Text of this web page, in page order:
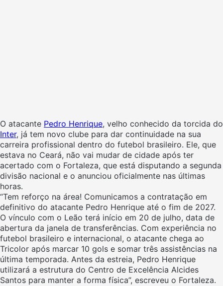
O atacante Pedro Henrique, velho conhecido da torcida do
Inter, já tem novo clube para dar continuidade na sua
carreira profissional dentro do futebol brasileiro. Ele, que
estava no Ceará, não vai mudar de cidade após ter
acertado com o Fortaleza, que está disputando a segunda
divisão nacional e o anunciou oficialmente nas últimas
horas.
“Tem reforço na área! Comunicamos a contratação em
definitivo do atacante Pedro Henrique até o fim de 2027.
O vínculo com o Leão terá início em 20 de julho, data de
abertura da janela de transferências. Com experiência no
futebol brasileiro e internacional, o atacante chega ao
Tricolor após marcar 10 gols e somar três assistências na
última temporada. Antes da estreia, Pedro Henrique
utilizará a estrutura do Centro de Excelência Alcides
Santos para manter a forma física”, escreveu o Fortaleza.